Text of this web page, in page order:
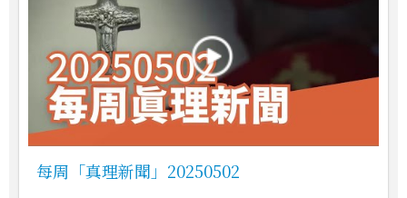
每周「真理新聞」20250502